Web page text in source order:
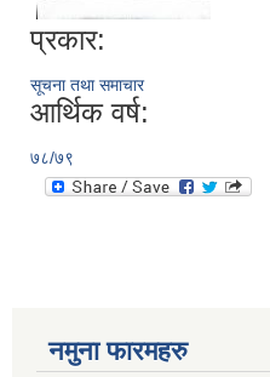
प्रकार:
सूचना तथा समाचार
आर्थिक वर्ष:
७८/७९
नमुना फारमहरु